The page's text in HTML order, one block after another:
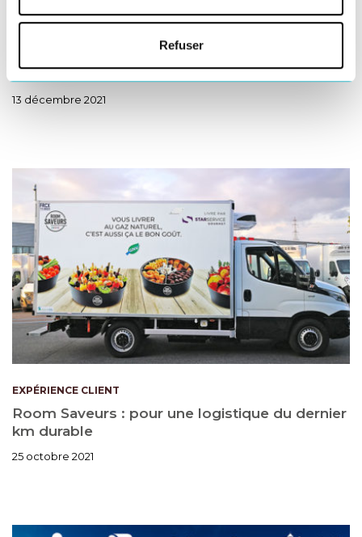
Refuser
dans la livraison
13 décembre 2021
EXPÉRIENCE CLIENT
Room Saveurs : pour une logistique du dernier
km durable
25 octobre 2021